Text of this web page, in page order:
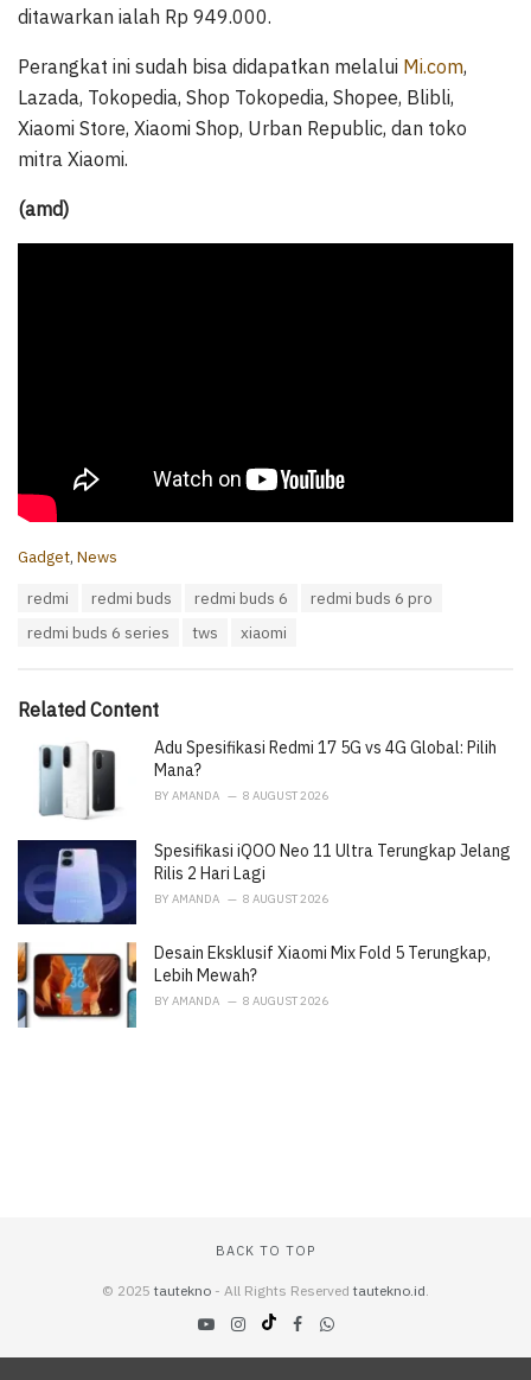
ditawarkan ialah Rp 949.000.
Perangkat ini sudah bisa didapatkan melalui Mi.com,
Lazada, Tokopedia, Shop Tokopedia, Shopee, Blibli,
Xiaomi Store, Xiaomi Shop, Urban Republic, dan toko
mitra Xiaomi.
(amd)
C
i
Gadget, News
redmi redmi buds redmi buds 6
redmi buds 6 pro
redmi buds 6 series
tws xiaomi
Related Content
Adu Spesifikasi Redmi 17 5G vs 4G Global: Pilih
Mana?
BY AMANDA 8 AUGUST 2026
Spesifikasi iQOO Neo 11 Ultra Terungkap Jelang
Rilis 2 Hari Lagi
BY AMANDA 8 AUGUST 2026
Desain Eksklusif Xiaomi Mix Fold 5 Terungkap,
Lebih Mewah?
BY AMANDA 8 AUGUST 2026
BACK TO TOP
© 2025 tautekno - All Rights Reserved tautekno.id